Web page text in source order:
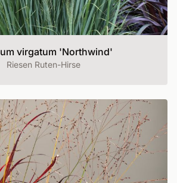
virgatum 'Northwind'
Riesen Ruten-Hirse